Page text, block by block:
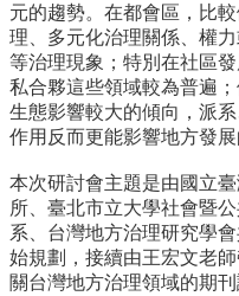
元的趨勢。在都會區， 比
理、多元化治理關係、 權
等治理現象； 特別在社區
私合夥這些領域較為普遍；
生態影響較大的傾向，派系
作用反而更能影響地方發展
本次研討會主題是由國立
所、 臺北市立大學社會暨
系、 台灣地方治理研究學
始規劃， 接續由王宏文老
關台灣地方治理領域的期